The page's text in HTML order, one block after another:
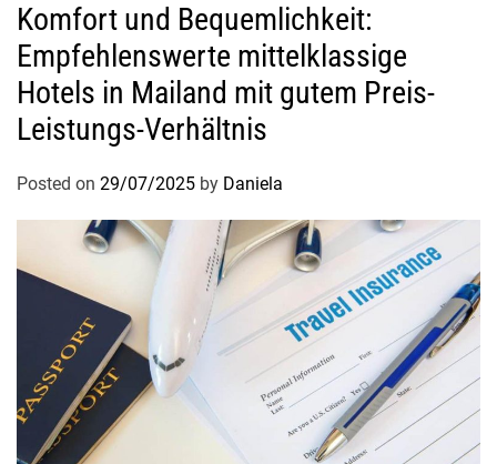
r
l
u
t
Komfort und Bequemlichkeit:
Empfehlenswerte mittelklassige
Hotels in Mailand mit gutem Preis-
Leistungs-Verhältnis
Posted on 29/07/2025 by Daniela